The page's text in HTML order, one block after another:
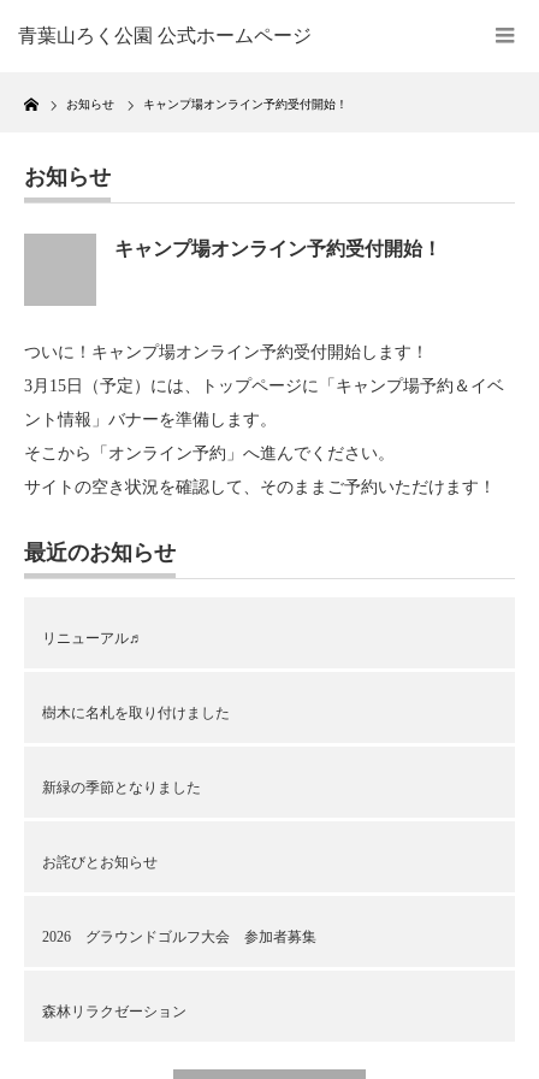
青葉山ろく公園 公式ホームページ
Home
お知らせ キャンプ場オンライン予約受付開始！
お知らせ
キャンプ場オンライン予約受付開始！
ついに！キャンプ場オンライン予約受付開始します！
3月15日（予定）には、トップページに「キャンプ場予約＆イベ
ント情報」バナーを準備します。
そこから「オンライン予約」へ進んでください。
サイトの空き状況を確認して、そのままご予約いただけます！
最近のお知らせ
リニューアル♬
樹木に名札を取り付けました
新緑の季節となりました
お詫びとお知らせ
2026 グラウンドゴルフ大会 参加者募集
森林リラクゼーション